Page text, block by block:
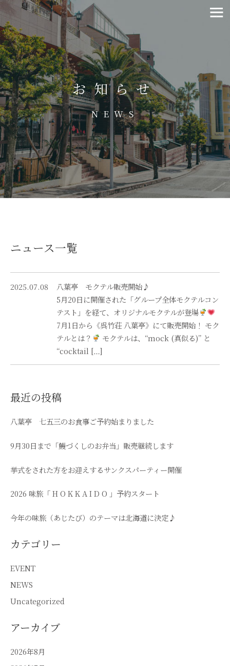
お知らせ
NEWS
ニュース一覧
2025.07.08
八葉亭 モクテル販売開始♪
5月20日に開催された「グループ全体モクテルコン
テスト」を経て、オリジナルモクテルが登場
7月1日から《呉竹荘 八葉亭》にて販売開始！ モク
テルとは？
モクテルは、“mock (真似る)” と
“cocktail […]
最近の投稿
八葉亭 七五三のお食事ご予約始まりました
9月30日まで「鰻づくしのお弁当」販売継続します
挙式をされた方をお迎えするサンクスパーティー開催
2026 味旅「 H O K K A I D O 」予約スタート
今年の味旅（あじたび）のテーマは北海道に決定♪
カテゴリー
EVENT
NEWS
Uncategorized
アーカイブ
2026年8月